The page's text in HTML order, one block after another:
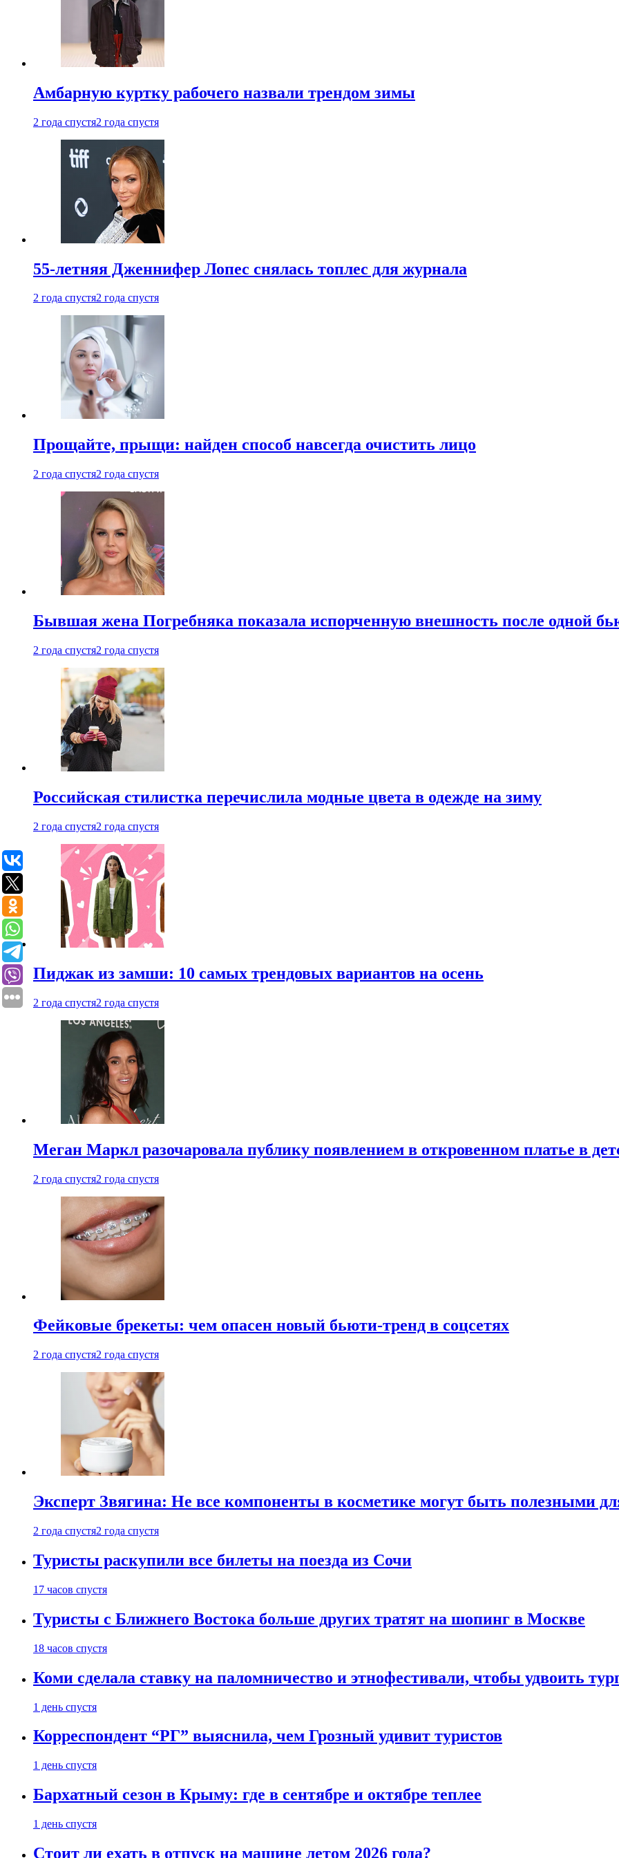
Амбарную куртку рабочего назвали трендом зимы
2 года спустя2 года спустя
55-летняя Дженнифер Лопес снялась топлес для журнала
2 года спустя2 года спустя
Прощайте, прыщи: найден способ навсегда очистить лицо
2 года спустя2 года спустя
Бывшая жена Погребняка показала испорченную внешность после одной
2 года спустя2 года спустя
Российская стилистка перечислила модные цвета в одежде на зиму
2 года спустя2 года спустя
Пиджак из замши: 10 самых трендовых вариантов на осень
2 года спустя2 года спустя
Меган Маркл разочаровала публику появлением в откровенном платье в
2 года спустя2 года спустя
Фейковые брекеты: чем опасен новый бьюти-тренд в соцсетях
2 года спустя2 года спустя
Эксперт Звягина: Не все компоненты в косметике могут быть полезными
2 года спустя2 года спустя
Туристы раскупили все билеты на поезда из Сочи
17 часов спустя
Туристы с Ближнего Востока больше других тратят на шопинг в Москве
18 часов спустя
Коми сделала ставку на паломничество и этнофестивали, чтобы удвоить
1 день спустя
Корреспондент “РГ” выяснила, чем Грозный удивит туристов
1 день спустя
Бархатный сезон в Крыму: где в сентябре и октябре теплее
1 день спустя
Стоит ли ехать в отпуск на машине летом 2026 года?